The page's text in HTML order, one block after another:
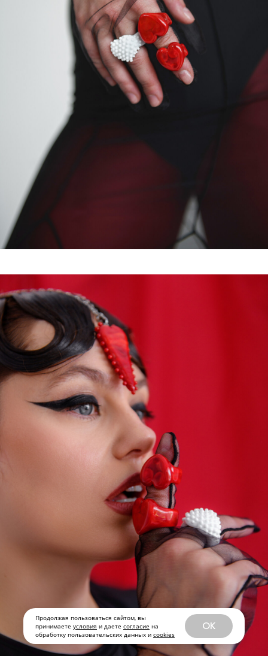
Продолжая пользоваться сайтом, вы
принимаете условия и даете согласие на
обработку пользовательских данных и cookies
OK